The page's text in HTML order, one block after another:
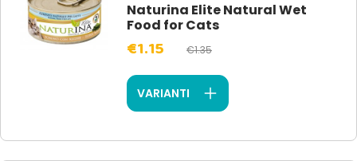
Naturina Elite Natural Wet
Food for Cats
€1.15 €1.35
VARIANTI